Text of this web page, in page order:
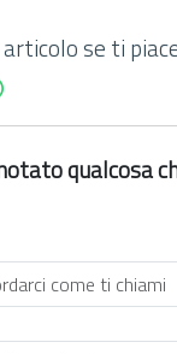
se ti
qualcosa